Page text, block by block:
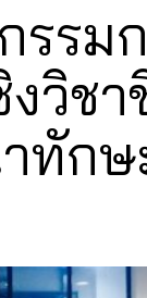
รม
วิชา
ทัก